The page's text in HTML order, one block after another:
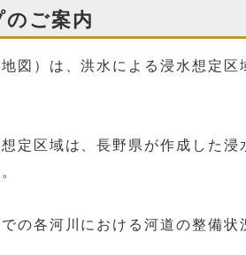
ご案内
図）は、洪水による浸水想定
定区域は、長野県が作成した
の各河川における河道の整備